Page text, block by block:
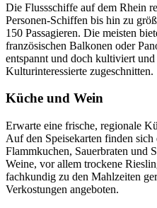
Die Flussschiffe auf dem Rhein
Personen-Schiffen bis hin zu
150 Passagieren. Die meisten
französischen Balkonen oder
entspannt und doch kultiviert
Kulturinteressierte zugeschnitten.
Küche und Wein
Erwarte eine frische, regionale
Auf den Speisekarten finden
Flammkuchen, Sauerbraten und
Weine, vor allem trockene
fachkundig zu den Mahlzeiten
Verkostungen angeboten.